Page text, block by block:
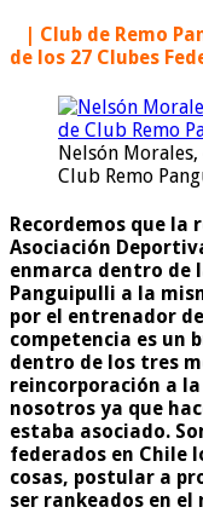
| Club de Remo
de los 27 Clubes
Nelsón
Club Remo
Recordemos que la
Asociación
enmarca dentro de
Panguipulli a la
por el entrenador
competencia es un
dentro de los tres
reincorporación a
nosotros ya que
estaba asociado.
federados en Chile
cosas, postular a
ser rankeados en el